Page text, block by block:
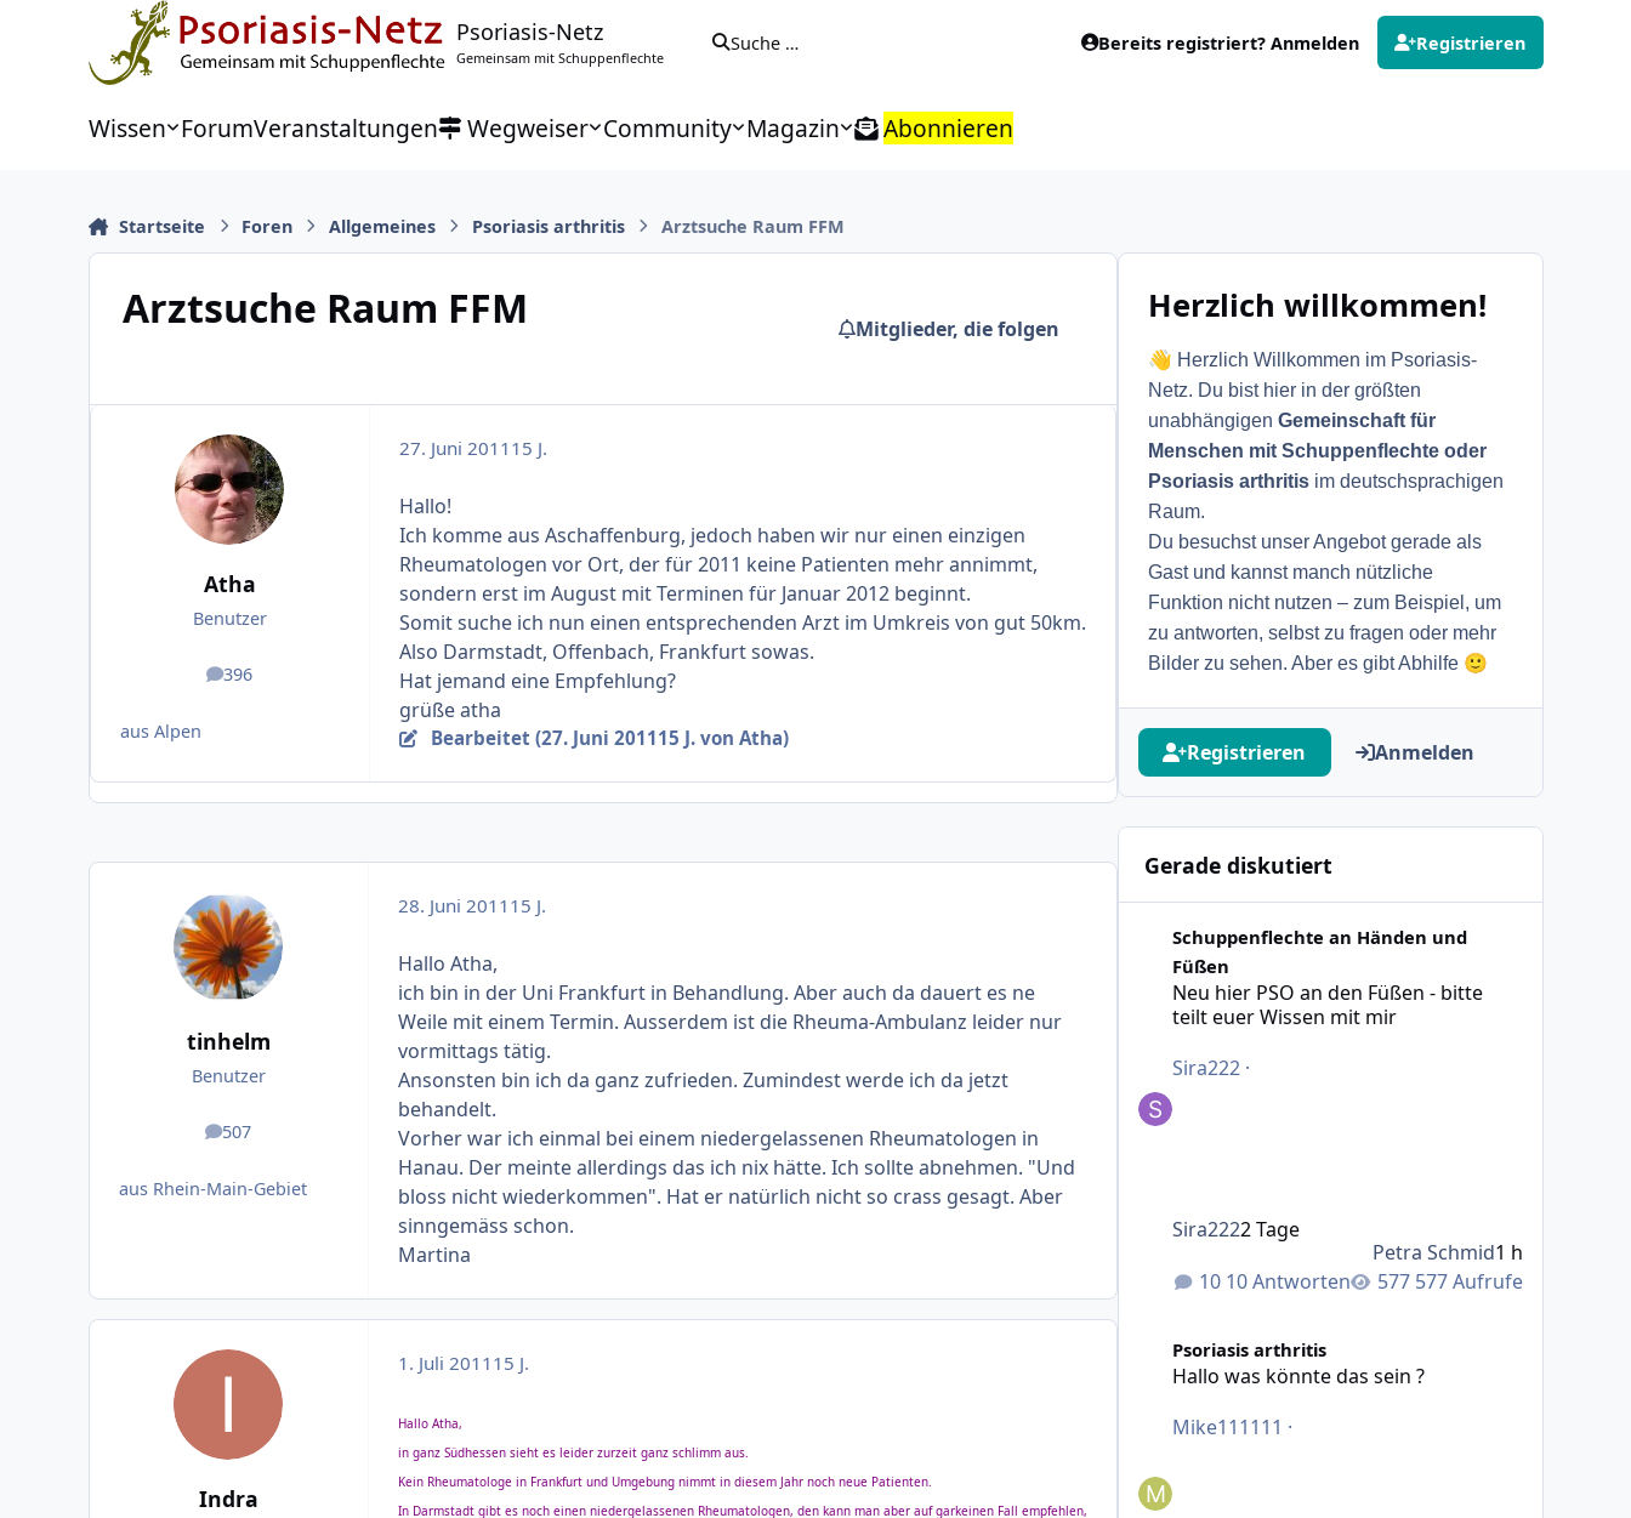
Zu Inhalt springen
Psoriasis-Netz
Gemeinsam mit Schuppenflechte
Suche … Bereits registriert? Anmelden Registrieren
Wissen ForumVeranstaltungen Wegweiser Community Magazin Abonnieren
Startseite Foren Allgemeines Psoriasis arthritis Arztsuche Raum FFM
Arztsuche Raum FFM Mitglieder, die folgen
Atha
Benutzer
396
Beiträge
aus Alpen
27. Juni 2011 15 J.
Hallo!
Ich komme aus Aschaffenburg, jedoch haben wir nur einen einzigen
Rheumatologen vor Ort, der für 2011 keine Patienten mehr annimmt,
sondern erst im August mit Terminen für Januar 2012 beginnt.
Somit suche ich nun einen entsprechenden Arzt im Umkreis von gut 50km.
Also Darmstadt, Offenbach, Frankfurt sowas.
Hat jemand eine Empfehlung?
grüße atha
Bearbeitet (27. Juni 201115 J. von Atha)
tinhelm
Benutzer
507
Beiträge
aus Rhein-Main-Gebiet
28. Juni 2011 15 J.
Hallo Atha,
ich bin in der Uni Frankfurt in Behandlung. Aber auch da dauert es ne
Weile mit einem Termin. Ausserdem ist die Rheuma-Ambulanz leider nur
vormittags tätig.
Ansonsten bin ich da ganz zufrieden. Zumindest werde ich da jetzt
behandelt.
Vorher war ich einmal bei einem niedergelassenen Rheumatologen in
Hanau. Der meinte allerdings das ich nix hätte. Ich sollte abnehmen. "Und
bloss nicht wiederkommen". Hat er natürlich nicht so crass gesagt. Aber
sinngemäss schon.
Martina
Indra
1. Juli 2011 15 J.
Hallo Atha,
in ganz Südhessen sieht es leider zurzeit ganz schlimm aus.
Kein Rheumatologe in Frankfurt und Umgebung nimmt in diesem Jahr noch neue Patienten.
In Darmstadt gibt es noch einen niedergelassenen Rheumatologen, den kann man aber auf garkeinen Fall empfehlen,
Herzlich willkommen!
👋 Herzlich Willkommen im Psoriasis-
Netz. Du bist hier in der größten
unabhängigenGemeinschaft für
Menschen mit Schuppenflechte oder
Psoriasis arthritis im deutschsprachigen
Raum.
Du besuchst unser Angebot gerade als
Gast und kannst manch nützliche
Funktion nicht nutzen – zum Beispiel, um
zu antworten, selbst zu fragen oder mehr
Bilder zu sehen. Aber es gibt Abhilfe 🙂
Registrieren Anmelden
Gerade diskutiert
Schuppenflechte an Händen und
Füßen
Neu hier PSO an den Füßen - bitte
teilt euer Wissen mit mir
Sira222 ·
10 Antworten 577 Aufrufe
Sira2222 Tage
Petra Schmid1 h
Psoriasis arthritis
Hallo was könnte das sein ?
Mike111111 ·